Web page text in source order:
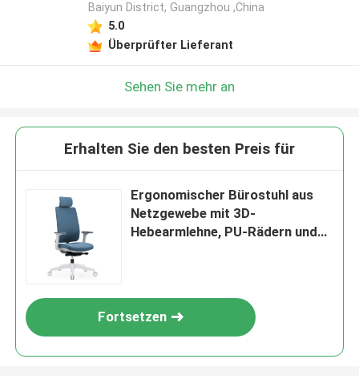
Baiyun District, Guangzhou ,China
5.0
Überprüfter Lieferant
Sehen Sie mehr an
Erhalten Sie den besten Preis für
Ergonomischer Bürostuhl aus
Netzgewebe mit 3D-
Hebearmlehne, PU-Rädern und
Fortsetzen